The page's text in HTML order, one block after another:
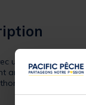
une faible
anti abrasion pour
rouge au